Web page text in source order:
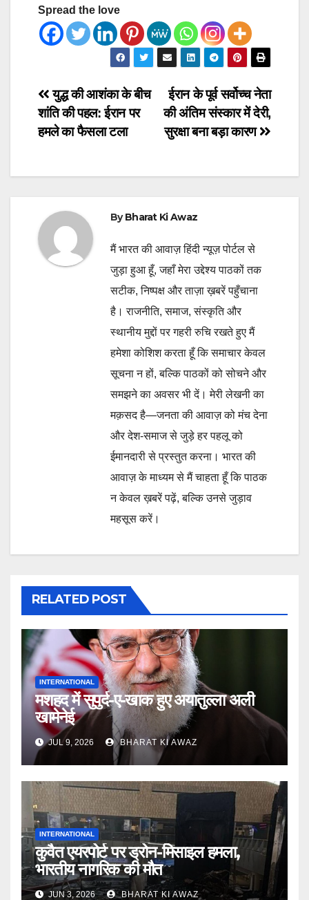
Spread the love
Post
navigation
ईरान के पूर्व सर्वोच्च नेता
की अंतिम संस्कार में देरी,
सुरक्षा बना बड़ा कारण
युद्ध की आशंका के बीच
शांति की पहल: ईरान पर
हमले का फैसला टला
ByBharat Ki Awaz
मैं भारत की आवाज़ हिंदी न्यूज़ पोर्टल से
जुड़ा हुआ हूँ, जहाँ मेरा उद्देश्य पाठकों तक
सटीक, निष्पक्ष और ताज़ा ख़बरें पहुँचाना
है। राजनीति, समाज, संस्कृति और
स्थानीय मुद्दों पर गहरी रुचि रखते हुए मैं
हमेशा कोशिश करता हूँ कि समाचार केवल
सूचना न हों, बल्कि पाठकों को सोचने और
समझने का अवसर भी दें। मेरी लेखनी का
मक़सद है—जनता की आवाज़ को मंच देना
और देश-समाज से जुड़े हर पहलू को
ईमानदारी से प्रस्तुत करना। भारत की
आवाज़ के माध्यम से मैं चाहता हूँ कि पाठक
न केवल ख़बरें पढ़ें, बल्कि उनसे जुड़ाव
महसूस करें।
RELATED POST
INTERNATIONAL
मशहद में सुपुर्द-ए-खाक हुए अयातुल्ला अली
खामेनेई
JUL 9, 2026 BHARAT KI AWAZ
INTERNATIONAL
कुवैत एयरपोर्ट पर ड्रोन-मिसाइल हमला,
भारतीय नागरिक की मौत
JUN 3, 2026 BHARAT KI AWAZ